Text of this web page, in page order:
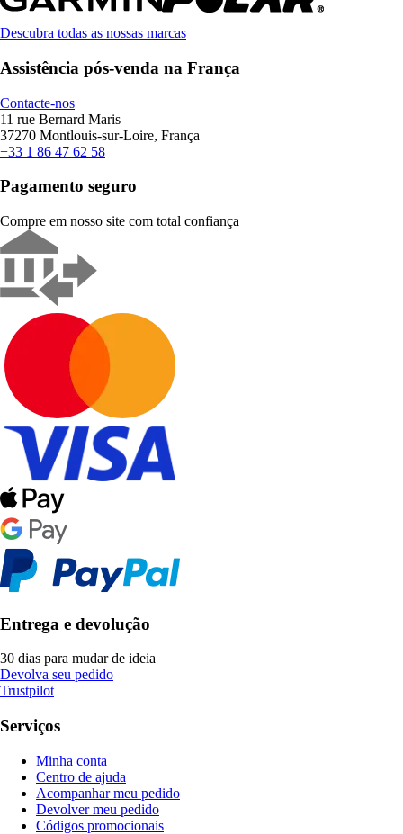
Descubra todas as nossas marcas
Assistência pós-venda na França
Contacte-nos
11 rue Bernard Maris
37270 Montlouis-sur-Loire, França
+33 1 86 47 62 58
Pagamento seguro
Compre em nosso site com total confiança
Entrega e devolução
30 dias para mudar de ideia
Devolva seu pedido
Trustpilot
Serviços
Minha conta
Centro de ajuda
Acompanhar meu pedido
Devolver meu pedido
Códigos promocionais